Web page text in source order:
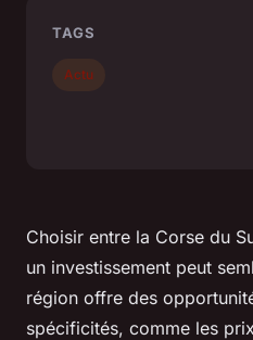
Choisir entre la Corse du
un investissement peut
région offre des
spécificités, comme les
TAGS
Actu